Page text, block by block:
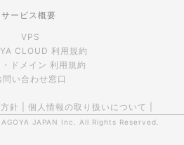
サービス概要
VPS
CLOUD 利用規約
ドメイン 利用規約
問い合わせ窓口
針 個人情報の取り扱いについて
JAPAN Inc. All Rights Reserved.